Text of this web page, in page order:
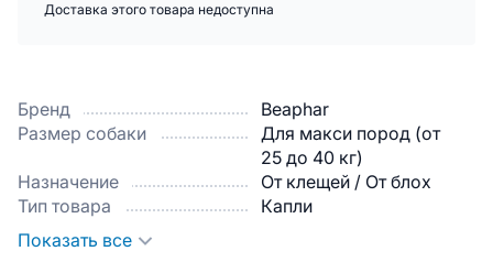
Бренд
Beaphar
Размер собаки
Для макси пород (от
25 до 40 кг)
Назначение
От клещей / От блох
Тип товара
Капли
Показать все
Доставка этого товара недоступна